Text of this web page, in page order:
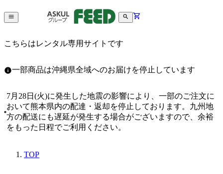
こちらはレンタル専用サイトです
一部商品は沖縄県全域へのお届けを停止しています
7月28日(火)に発生した地震の影響により、一部のご注文に
おいて熊本県内の配達・返却を停止しております。九州地
方の配送にも遅延が発生する場合がございますので、余裕
をもった日程でご利用ください。
TOP